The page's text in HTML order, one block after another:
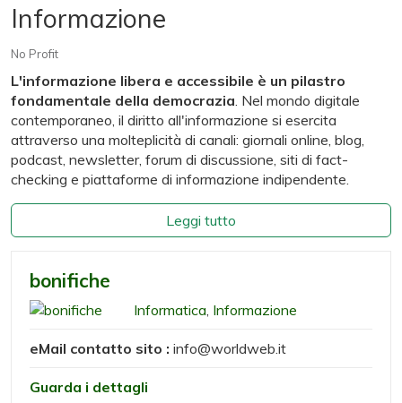
Informazione
No Profit
L'informazione libera e accessibile è un pilastro
fondamentale della democrazia . Nel mondo digitale
contemporaneo, il diritto all'informazione si esercita
attraverso una molteplicità di canali: giornali online, blog,
podcast, newsletter, forum di discussione, siti di fact-
checking e piattaforme di informazione indipendente.
Leggi tutto
bonifiche
Informatica Informazione
eMail contatto sito : info@worldweb.it
Guarda i dettagli